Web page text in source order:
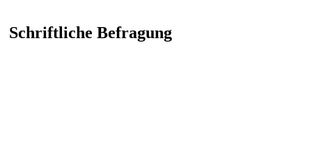
Schriftliche Befragung